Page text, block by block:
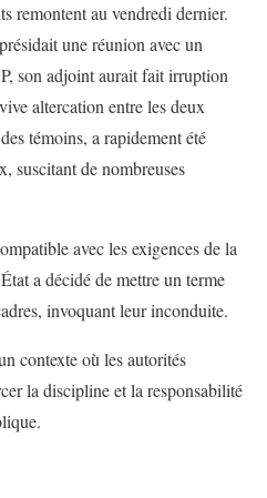
remontent au vendredi dernier.
une réunion avec un
son adjoint aurait fait irruption
altercation entre les deux
témoins, a rapidement été
suscitant de nombreuses
avec les exigences de la
a décidé de mettre un terme
invoquant leur inconduite.
contexte où les autorités
la discipline et la responsabilité